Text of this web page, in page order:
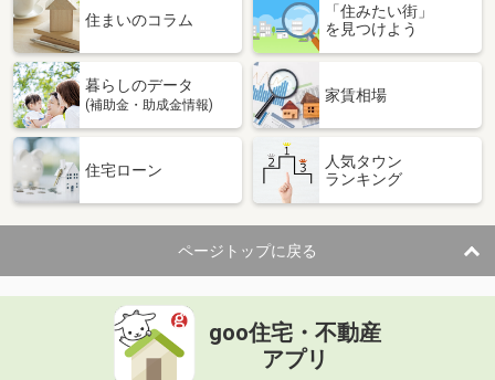
8.90万円
住 所
京都府京都市南区久世中久世町１丁目
専有面積
間取り
1LDK
京都府京都市南区久世上久世町
価 格
7.50万円
住 所
京都府京都市南区久世上久世町
専有面積 56.55m²
京都府京都市南区上鳥羽勧進橋町
価 格
住まいのコラム
「住みたい街」
を見つけよう
暮らしのデータ
(補助金・助成金情報)
家賃相場
住宅ローン
人気タウン
ランキング
ページトップに戻る
goo住宅・不動産
アプリ